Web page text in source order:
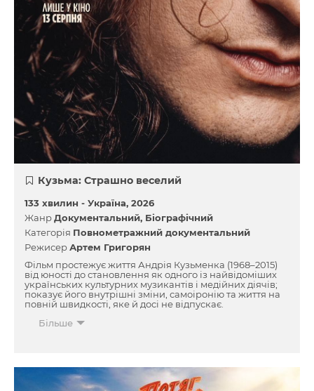
Кузьма: Страшно веселий
133 хвилин - Україна 2026
ЖанрДокументальний Біографічний
Категорія Повнометражний документальний
РежисерАртем Григорян
Фільм простежує життя Андрія Кузьменка (1968–2015)
від юності до становлення як одного із найвідоміших
українських культурних музикантів і медійних діячів;
показує його внутрішні зміни, самоіронію та життя на
повній швидкості, яке й досі не відпускає.
Фільм досліджує Кузьму Скрябіна як фігуру культурної
Більше